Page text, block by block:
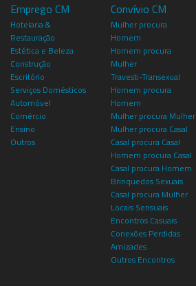
Emprego CM
Hotelaria &
Restauração
Estética e Beleza
Construção
Escritório
Serviços Domésticos
Automóvel
Comércio
Ensino
Outros
Convívio CM
Mulher procura
Homem
Homem procura
Mulher
Travesti-Transexual
Homem procura
Homem
Mulher procura Mulher
Mulher procura Casal
Casal procura Casal
Homem procura Casal
Casal procura Homem
Brinquedos Sexuais
Casal procura Mulher
Locais Sensuais
Encontros Casuais
Conexões Perdidas
Amizades
Outros Encontros